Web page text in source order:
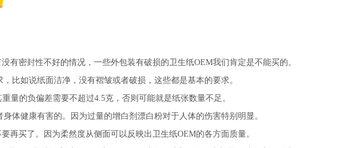
密封性不好的情况，一些外包装有破损的卫生纸OEM我们肯定是不能买的。
如说纸面洁净，没有褶皱或者破损，这些都是基本的要求。
的负偏差需要不超过4.5克，否则可能就是纸张数量不足。
健康有害的。因为过量的增白剂漂白粉对于人体的伤害特别明显。
买了。因为柔然度从侧面可以反映出卫生纸OEM的各方面质量。